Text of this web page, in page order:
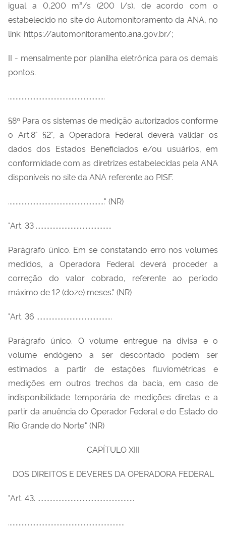
igual a 0,200 m³/s (200 l/s), de acordo com o
estabelecido no site do Automonitoramento da ANA, no
link: https://automonitoramento.ana.gov.br/;
II - mensalmente por planilha eletrônica para os demais
pontos.
................................................................
§8º Para os sistemas de medição autorizados conforme
o Art.8° §2°, a Operadora Federal deverá validar os
dados dos Estados Beneficiados e/ou usuários, em
conformidade com as diretrizes estabelecidas pela ANA
disponíveis no site da ANA referente ao PISF.
................................................................" (NR)
"Art. 33 ..................................................
Parágrafo único. Em se constatando erro nos volumes
medidos, a Operadora Federal deverá proceder a
correção do valor cobrado, referente ao período
máximo de 12 (doze) meses." (NR)
"Art. 36 ..................................................
Parágrafo único. O volume entregue na divisa e o
volume endógeno a ser descontado podem ser
estimados a partir de estações fluviométricas e
medições em outros trechos da bacia, em caso de
indisponibilidade temporária de medições diretas e a
partir da anuência do Operador Federal e do Estado do
Rio Grande do Norte." (NR)
CAPÍTULO XIII
DOS DIREITOS E DEVERES DA OPERADORA FEDERAL
"Art. 43. ................................................................
.............................................................................